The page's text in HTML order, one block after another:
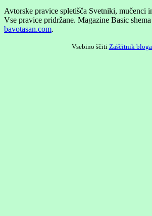
Avtorske pravice spletišča Svetniki, mučenci
Vse pravice pridržane. Magazine Basic
bavotasan.com.
Vsebino ščiti Zaščitnik bloga